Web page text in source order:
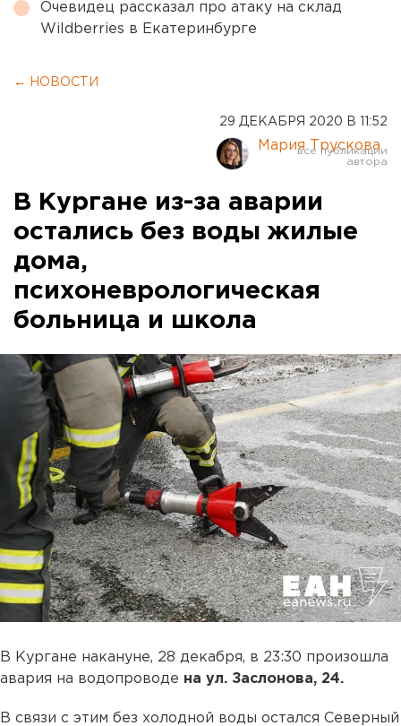
Очевидец рассказал про атаку на склад
Wildberries в Екатеринбурге
← НОВОСТИ
29 ДЕКАБРЯ 2020 В 11:52
Мария Трускова
В Кургане из-за аварии
остались без воды жилые
дома,
психоневрологическая
больница и школа
В Кургане накануне, 28 декабря, в 23:30 произошла
авария на водопроводе на ул. Заслонова, 24.
В связи с этим без холодной воды остался Северный